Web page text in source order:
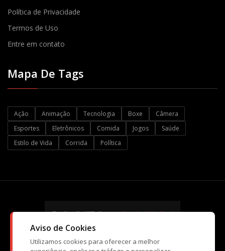
Política de Privacidade
Termos de Uso
Entre em contato
Mapa De Tags
Ação Animação Tecnologia Boxe
Câmera
Esportes
Eletrônicos Comida Jogos
Saúde
Estilo de Vida
Corrida Política
Aviso de Cookies
Utilizamos cookies para oferecer a melhor